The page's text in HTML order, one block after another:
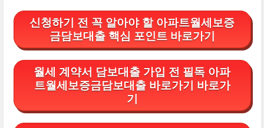
신청하기 전 꼭 알아야 할 아파트월세보증
금담보대출 핵심 포인트 바로가기
월세 계약서 담보대출 가입 전 필독 아파
트월세보증금담보대출 바로가기 바로가
기